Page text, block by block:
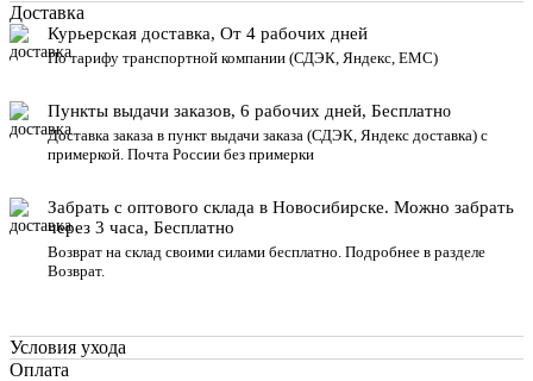
Доставка
Курьерская доставка, От 4 рабочих дней
По тарифу транспортной компании (СДЭК, Яндекс, ЕМС)
Пункты выдачи заказов, 6 рабочих дней, Бесплатно
Доставка заказа в пункт выдачи заказа (СДЭК, Яндекс доставка) с
примеркой. Почта России без примерки
Забрать с оптового склада в Новосибирске. Можно забрать
через 3 часа, Бесплатно
Возврат на склад своими силами бесплатно. Подробнее в разделе
Возврат.
Условия ухода
Оплата